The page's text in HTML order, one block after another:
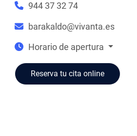
944 37 32 74
barakaldo@vivanta.es
Horario de apertura
Reserva tu cita online